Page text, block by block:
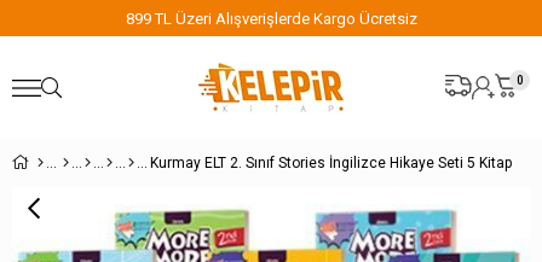
899 TL Üzeri Alışverişlerde Kargo Ücretsiz
0
Kurmay ELT 2. Sınıf Stories İngilizce Hikaye Seti 5 Kitap